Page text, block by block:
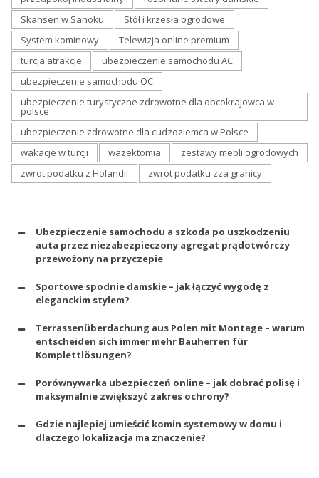
Skansen w Sanoku
Stół i krzesła ogrodowe
System kominowy
Telewizja online premium
turcja atrakcje
ubezpieczenie samochodu AC
ubezpieczenie samochodu OC
ubezpieczenie turystyczne zdrowotne dla obcokrajowca w
polsce
ubezpieczenie zdrowotne dla cudzoziemca w Polsce
wakacje w turcji
wazektomia
zestawy mebli ogrodowych
zwrot podatku z Holandii
zwrot podatku zza granicy
Ubezpieczenie samochodu a szkoda po uszkodzeniu
auta przez niezabezpieczony agregat prądotwórczy
przewożony na przyczepie
Sportowe spodnie damskie – jak łączyć wygodę z
eleganckim stylem?
Terrassenüberdachung aus Polen mit Montage – warum
entscheiden sich immer mehr Bauherren für
Komplettlösungen?
Porównywarka ubezpieczeń online – jak dobrać polisę i
maksymalnie zwiększyć zakres ochrony?
Gdzie najlepiej umieścić komin systemowy w domu i
dlaczego lokalizacja ma znaczenie?